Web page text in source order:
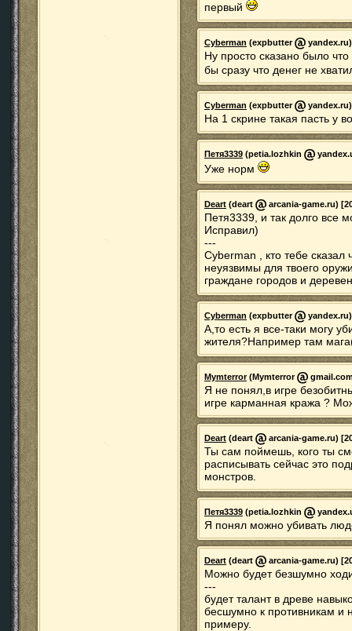
первый
Cyberman (expbutter
Ну просто сказано было
бы сразу что денег не
Cyberman (expbutter
На 1 скрине такая пасть у
Петя3339 (petia.lozhkin
Уже норм
Deart (deart arcania-game.ru)
Петя3339, и так долго все
Исправил)
---
Cyberman , кто тебе
неуязвимы для твоего
граждане городов и
Cyberman (expbutter
А,то есть я все-таки могу
жителя?Например там
Mymterror(Mymterror
Я не понял,в игре
игре карманная кража ?
Deart (deart arcania-game.ru)
Ты сам поймешь, кого ты
расписывать сейчас это
монстров.
Петя3339 (petia.lozhkin
Я понял можно убивать
Deart (deart arcania-game.ru)
Можно будет безшумно
---
будет талант в древе
бесшумно к противникам и
примеру.